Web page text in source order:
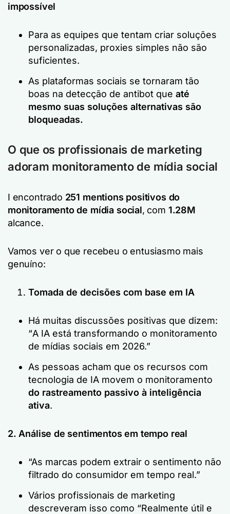
impossível
Para as equipes que tentam criar soluções
personalizadas, proxies simples não são
suficientes.
As plataformas sociais se tornaram tão
boas na detecção de antibot que até
mesmo suas soluções alternativas são
bloqueadas.
O que os profissionais de marketing
adoram monitoramento de mídia social
I encontrado 251 mentions positivos do
monitoramento de mídia social, com 1.28M
alcance.
Vamos ver o que recebeu o entusiasmo mais
genuíno:
Tomada de decisões com base em IA
Há muitas discussões positivas que dizem:
“A IA está transformando o monitoramento
de mídias sociais em 2026.”
As pessoas acham que os recursos com
tecnologia de IA movem o monitoramento
do rastreamento passivo à inteligência
ativa.
2. Análise de sentimentos em tempo real
“As marcas podem extrair o sentimento não
filtrado do consumidor em tempo real.”
Vários profissionais de marketing
descreveram isso como “Realmente útil e